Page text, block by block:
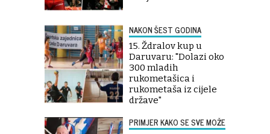
NAKON ŠEST GODINA
15. Ždralov kup u
Daruvaru: "Dolazi oko
300 mladih
rukometašica i
rukometaša iz cijele
države"
PRIMJER KAKO SE SVE MOŽE